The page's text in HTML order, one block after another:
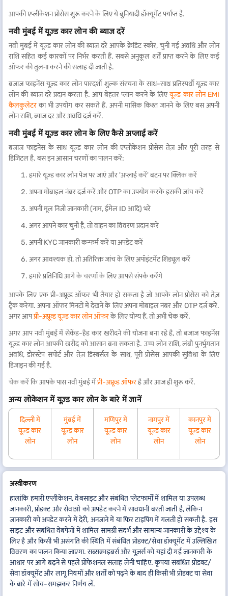
आपकी एप्लीकेशन प्रोसेस शुरू करने के लिए ये बुनियादी डॉक्यूमेंट पर्याप्त हैं.
नवी मुंबई में यूज़्ड कार लोन की ब्याज दरें
नवी मुंबई में यूज़्ड कार लोन की ब्याज दरें आपके क्रेडिट स्कोर, चुनी गई अवधि और लोन
राशि सहित कई कारकों पर निर्भर करती हैं. सबसे अनुकूल शर्तें प्राप्त करने के लिए कई
ऑफर की तुलना करने की सलाह दी जाती है.
बजाज फाइनेंस यूज़्ड कार लोन पारदर्शी शुल्क संरचना के साथ-साथ प्रतिस्पर्धी यूज़्ड कार
लोन की ब्याज दरें प्रदान करता है. आप बेहतर प्लान करने के लिएयूज़्ड कार लोन EMI
कैलकुलेटर का भी उपयोग कर सकते हैं. अपनी मासिक किश्त जानने के लिए बस अपनी
लोन राशि, ब्याज दर और अवधि दर्ज करें.
नवी मुंबई में यूज़्ड कार लोन के लिए कैसे अप्लाई करें
बजाज फाइनेंस के साथ यूज़्ड कार लोन की एप्लीकेशन प्रोसेस तेज़ और पूरी तरह से
डिजिटल है. बस इन आसान चरणों का पालन करें:
हमारे यूज़्ड कार लोन पेज पर जाएं और 'अप्लाई करें' बटन पर क्लिक करें
अपना मोबाइल नंबर दर्ज करें और OTP का उपयोग करके इसकी जांच करें
अपनी मूल निजी जानकारी (नाम, ईमेल ID आदि) भरें
अगर आपने कार चुनी है, तो वाहन का विवरण प्रदान करें
अपनी KYC जानकारी कन्फर्म करें या अपडेट करें
अगर आवश्यक हो, तो अतिरिक्त जांच के लिए अपॉइंटमेंट शिड्यूल करें
हमारे प्रतिनिधि आगे के चरणों के लिए आपसे संपर्क करेंगे
आपके लिए एक प्री-अप्रूव्ड ऑफर भी तैयार हो सकता है जो आपके लोन प्रोसेस को तेज़
ट्रैक करेगा. अपना ऑफर मिनटों में देखने के लिए अपना मोबाइल नंबर और OTP दर्ज करें.
अगर आपप्री-अप्रूव्ड यूज़्ड कार लोन ऑफरके लिए योग्य हैं, तो अभी चेक करें.
अगर आप नवी मुंबई में सेकेंड-हैंड कार खरीदने की योजना बना रहे हैं, तो बजाज फाइनेंस
यूज़्ड कार लोन आपकी खरीद को आसान बना सकता है. उच्च लोन राशि, लंबी पुनर्भुगतान
अवधि, डोरस्टेप सपोर्ट और तेज़ डिस्बर्सल के साथ, पूरी प्रोसेस आपकी सुविधा के लिए
डिज़ाइन की गई है.
चेक करें कि आपके पास नवी मुंबई मेंप्री-अप्रूव्ड ऑफरहै और आज ही शुरू करें.
अन्य लोकेशन में यूज़्ड कार लोन के बारे में जानें
दिल्ली में
यूज़्ड कार
लोन
मुंबई में
यूज़्ड कार
लोन
मणिपुर में
यूज़्ड कार
लोन
नागपुर में
यूज़्ड कार
लोन
कानपुर में
यूज़्ड कार
लोन
अस्वीकरण
हालांकि हमारी एप्लीकेशन, वेबसाइट और संबंधित प्लेटफार्मों में शामिल या उपलब्ध
जानकारी, प्रोडक्ट और सेवाओं को अपडेट करने में सावधानी बरती जाती है, लेकिन
जानकारी को अपडेट करने में देरी, अनजाने में या फिर टाइपिंग में गलती हो सकती है. इस
साइट और संबंधित वेबपेजों में शामिल सामग्री संदर्भ और सामान्य जानकारी के उद्देश्य के
लिए है और किसी भी असंगति की स्थिति में संबंधित प्रोडक्ट/सेवा डॉक्यूमेंट में उल्लिखित
विवरण का पालन किया जाएगा. सब्सक्राइबर्स और यूज़र्स को यहां दी गई जानकारी के
आधार पर आगे बढ़ने से पहले प्रोफेशनल सलाह लेनी चाहिए. कृपया संबंधित प्रोडक्ट/
सेवा डॉक्यूमेंट और लागू नियमों और शर्तों को पढ़ने के बाद ही किसी भी प्रोडक्ट या सेवा
के बारे में सोच-समझकर निर्णय लें.